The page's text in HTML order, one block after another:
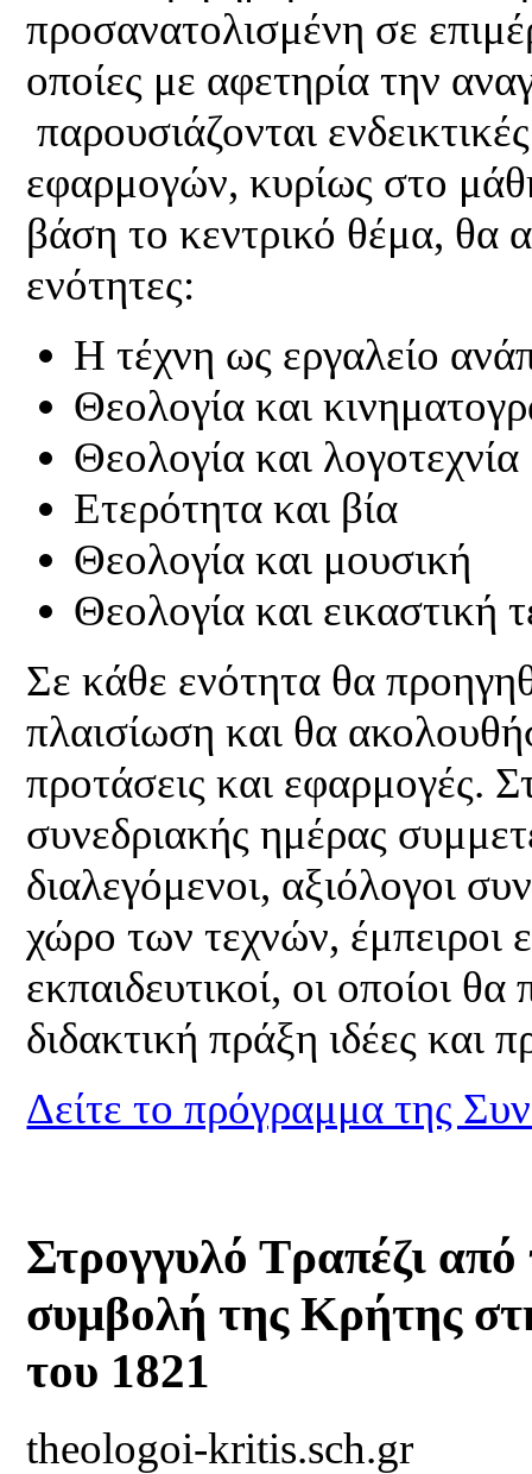
προσανατολισμένη σε
οποίες με αφετηρία την
παρουσιάζονται
εφαρμογών, κυρίως στο
βάση το κεντρικό θέμα, θα
ενότητες:
Η τέχνη ως εργαλείο
Θεολογία και
Θεολογία και λογοτεχνία
Ετερότητα και βία
Θεολογία και μουσική
Θεολογία και εικαστική
Σε κάθε ενότητα θα
πλαισίωση και θα
προτάσεις και εφαρμογές.
συνεδριακής ημέρας
διαλεγόμενοι, αξιόλογοι
χώρο των τεχνών, έμπειροι
εκπαιδευτικοί, οι οποίοι
διδακτική πράξη ιδέες και
Δείτε το πρόγραμμα της
Στρογγυλό Τραπέζι
συμβολή της Κρήτης
του 1821
theologoi-kritis.sch.gr